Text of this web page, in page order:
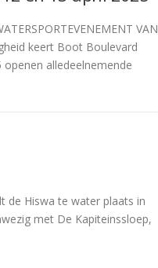
VAN
keert Boot Boulevard
openen alledeelnemende
de Hiswa te water plaats in
met De Kapiteinssloep,